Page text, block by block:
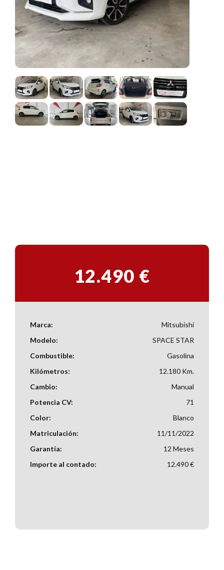
12.490 €
Marca:
Mitsubishi
Modelo:
SPACE STAR
Combustible:
Gasolina
Kilómetros:
12.180 Km.
Cambio:
Manual
Potencia CV:
71
Color:
Blanco
Matriculación:
11/11/2022
Garantía:
12 Meses
Importe al contado:
12.490 €